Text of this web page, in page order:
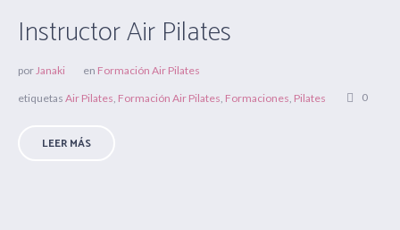
Instructor Air Pilates
por Janaki en Formación Air Pilates
etiquetas Air Pilates Formación Air Pilates Formaciones Pilates 0
LEER MÁS